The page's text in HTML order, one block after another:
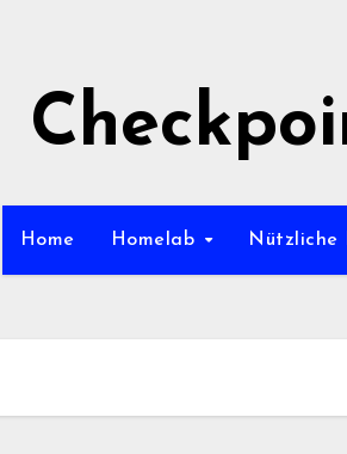
Home Homelab Nützliche